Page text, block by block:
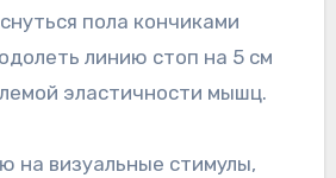
пола кончиками
линию стоп на 5 см
эластичности мышц.
на визуальные стимулы,